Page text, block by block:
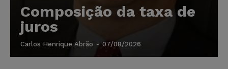
Composição da taxa de
juros
Carlos Henrique Abrão - 07/08/2026